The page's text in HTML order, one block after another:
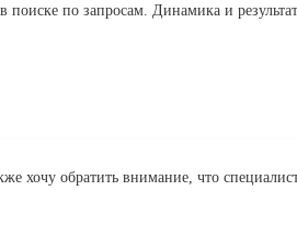
по запросам. Динамика и результат
хочу обратить внимание, что